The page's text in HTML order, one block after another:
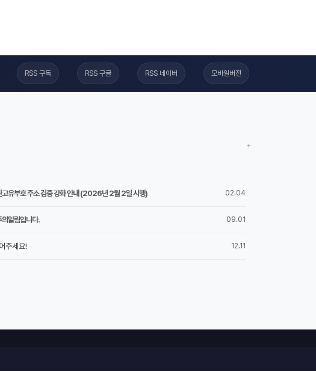
RSS 구독 RSS 구글 RSS 네이버 모바일버전
+
02.04
고유부호 주소 검증 강화 안내 (2026년 2월 2일 시행)
09.01
알림입니다.
12.11
주세요!